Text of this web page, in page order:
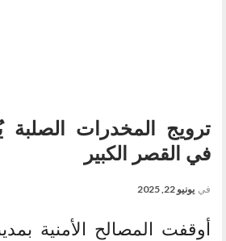
ترويج المخدرات
في القصر الكبير
في يونيو 22, 2025
أوقفت المصالح الأمنية